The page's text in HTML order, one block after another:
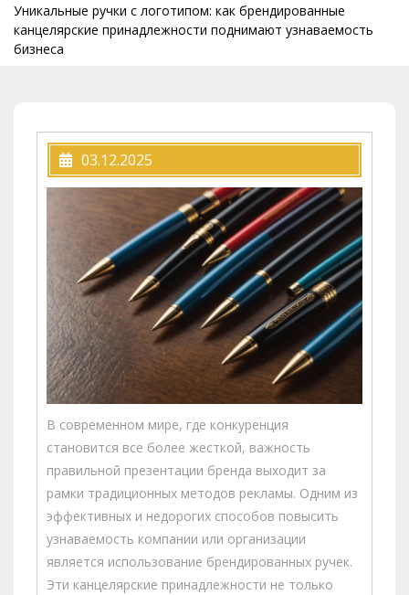
Уникальные ручки с логотипом: как брендированные
канцелярские принадлежности поднимают узнаваемость
бизнеса
03.12.2025
В современном мире, где конкуренция
становится все более жесткой, важность
правильной презентации бренда выходит за
рамки традиционных методов рекламы. Одним из
эффективных и недорогих способов повысить
узнаваемость компании или организации
является использование брендированных ручек.
Эти канцелярские принадлежности не только